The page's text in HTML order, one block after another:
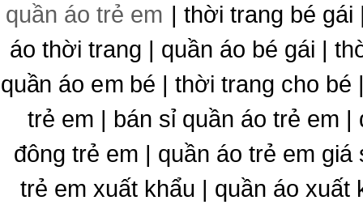
quần áo trẻ em | thời trang bé gái
áo thời trang | quần áo bé gái |
quần áo em bé | thời trang cho
trẻ em | bán sỉ quần áo trẻ em
đông trẻ em | quần áo trẻ em
trẻ em xuất khẩu | quần áo xuất